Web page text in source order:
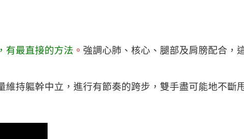
有最直接的方法 。 強調心肺、核心、腿部及肩膀配合，
持軀幹中立，進行有節奏的跨步，雙手盡可能地不斷